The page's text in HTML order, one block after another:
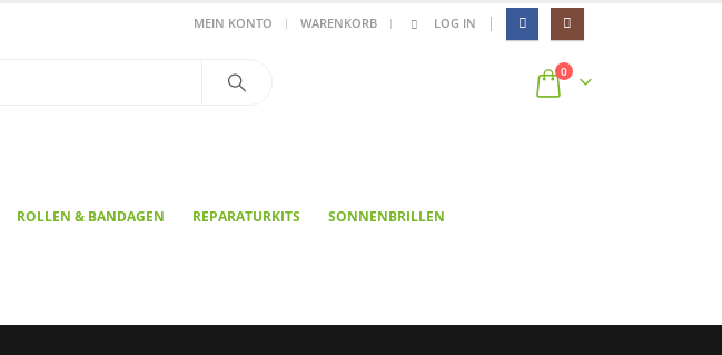
MEIN KONTO WARENKORB LOG IN |
0
ROLLEN & BANDAGEN REPARATURKITS SONNENBRILLEN